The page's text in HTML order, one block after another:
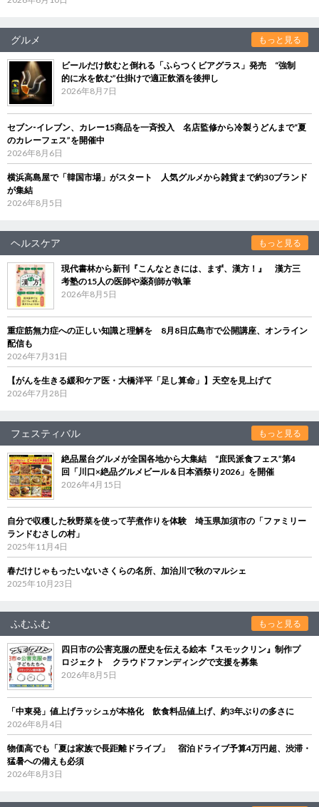
グルメ もっと見る
ビールだけ飲むと倒れる「ふらつくビアグラス」発売 “強制
的に水を飲む”仕掛けで適正飲酒を後押し
2026年8月7日
セブン‐イレブン、カレー15商品を一斉投入 名店監修から冷製うどんまで“夏
のカレーフェス”を開催中
2026年8月6日
横浜高島屋で「韓国市場」がスタート 人気グルメから雑貨まで約30ブランド
が集結
2026年8月5日
ヘルスケア もっと見る
現代書林から新刊『こんなときには、まず、漢方！』 漢方三
考塾の15人の医師や薬剤師が執筆
2026年8月5日
重症筋無力症への正しい知識と理解を 8月8日広島市で公開講座、オンライン
配信も
2026年7月31日
【がんを生きる緩和ケア医・大橋洋平「足し算命」】天空を見上げて
2026年7月28日
フェスティバル もっと見る
絶品屋台グルメが全国各地から大集結 “庶民派食フェス”第4
回「川口×絶品グルメビール＆日本酒祭り2026」を開催
2026年4月15日
自分で収穫した秋野菜を使って芋煮作りを体験 埼玉県加須市の「ファミリー
ランドむさしの村」
2025年11月4日
春だけじゃもったいないさくらの名所、加治川で秋のマルシェ
2025年10月23日
ふむふむ もっと見る
四日市の公害克服の歴史を伝える絵本『スモックリン』制作プ
ロジェクト クラウドファンディングで支援を募集
2026年8月5日
「中東発」値上げラッシュが本格化 飲食料品値上げ、約3年ぶりの多さに
2026年8月4日
物価高でも「夏は家族で長距離ドライブ」 宿泊ドライブ予算4万円超、渋滞・
猛暑への備えも必須
2026年8月3日